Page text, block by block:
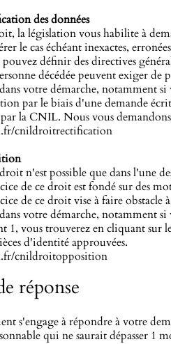
des données
la législation vous habilite à
le cas échéant inexactes,
définir des directives
décédée peuvent exiger de
votre démarche, notamment
par le biais d'une demande
la CNIL. Nous vous
cnildroitrectification
n'est possible que dans l'une
de ce droit est fondé sur des
de ce droit vise à faire obstacle
votre démarche, notamment
1, vous trouverez en cliquant sur
d'identité approuvées.
cnildroitopposition
réponse
s'engage à répondre à votre
qui ne saurait dépasser 1